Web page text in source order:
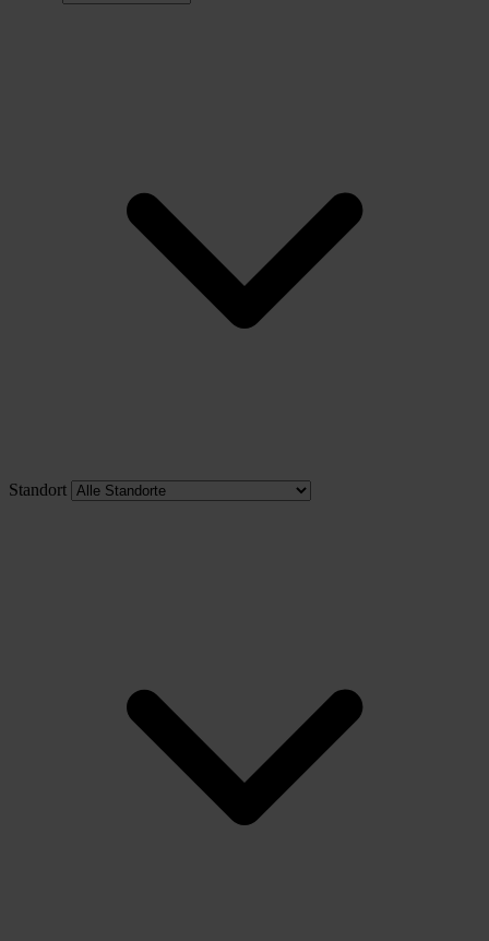
Standort